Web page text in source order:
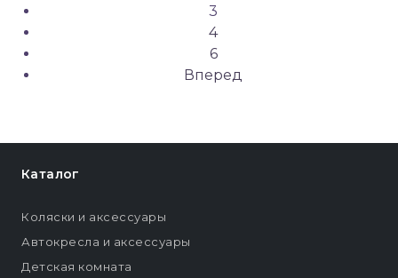
3
4
6
Вперед
Каталог
Коляски и аксессуары
Автокресла и аксессуары
Детская комната